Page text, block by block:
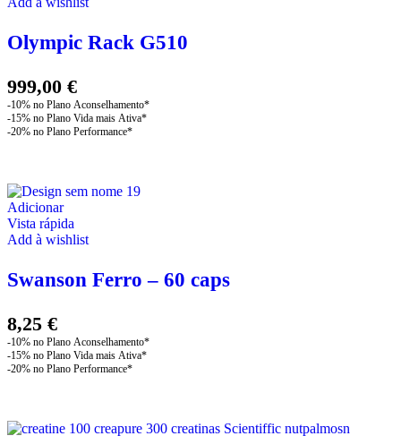
Olympic Rack G510
999,00 €
Adicionar
Vista rápida
Add à wishlist
Swanson Ferro – 60 caps
8,25 €